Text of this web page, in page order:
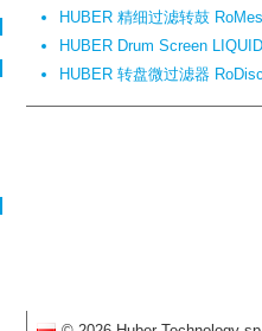
HUBER 精细过滤转鼓
HUBER Drum Screen LIQUID
HUBER 转盘微过滤器